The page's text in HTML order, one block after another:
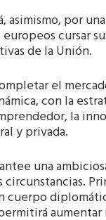
asimismo, por
cursar
de la Unión.
el
con la
la
y privada.
una
circunstancias.
cuerpo